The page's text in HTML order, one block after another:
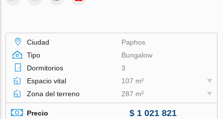
Ciudad
Paphos
Tipo
Bungalow
Dormitorios
3
Espacio vital
107 m²
Zona del terreno
287 m²
Precio $ 1 021 821